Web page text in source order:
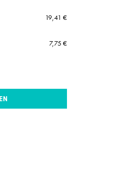
19,41 €
7,75 €